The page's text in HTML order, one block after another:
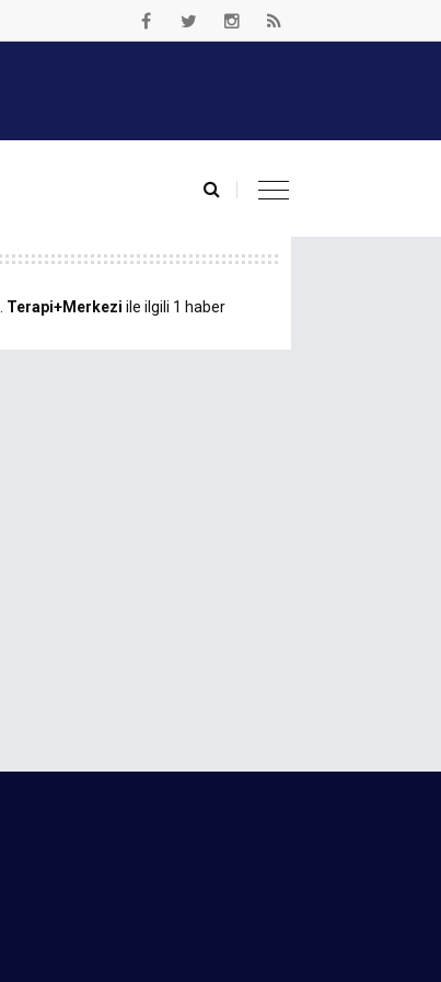
Terapi+Merkezi ile ilgili 1 haber